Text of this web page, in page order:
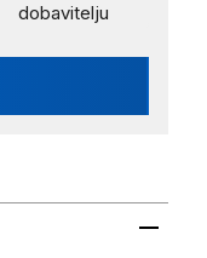
dobavitelju